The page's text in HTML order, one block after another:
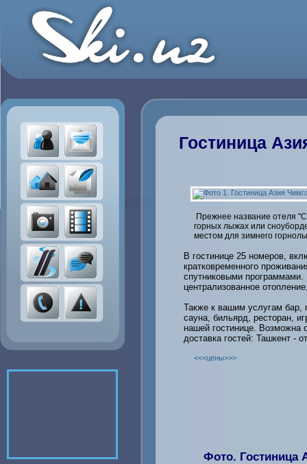
Гостиница
Прежнее название отеля
горных лыжах или
местом для зимнего
В гостинице 25 номеров,
кратковременного
спутниковыми программами.
централизованное
Также к вашим услугам бар,
сауна, бильярд, ресторан,
нашей гостинице. Возможна
доставка гостей: Ташкент -
<<<цены>>>
Фото. Гостиница